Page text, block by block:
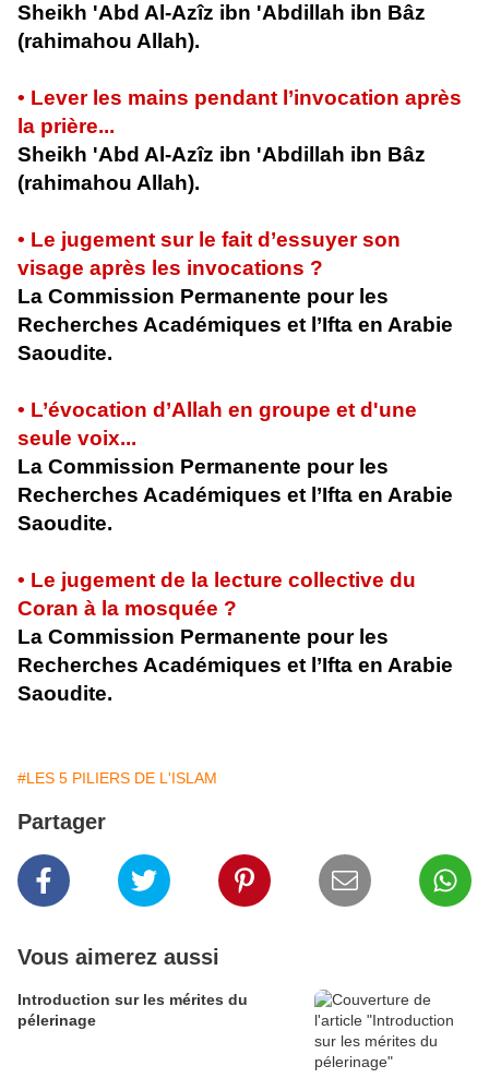
Sheikh 'Abd Al-Azîz ibn 'Abdillah ibn Bâz
(rahimahou Allah).
• Lever les mains pendant l’invocation après
la prière...
Sheikh 'Abd Al-Azîz ibn 'Abdillah ibn Bâz
(rahimahou Allah).
• Le jugement sur le fait d’essuyer son
visage après les invocations ?
La Commission Permanente pour les
Recherches Académiques et l’Ifta en Arabie
Saoudite.
• L’évocation d’Allah en groupe et d'une
seule voix...
La Commission Permanente pour les
Recherches Académiques et l’Ifta en Arabie
Saoudite.
• Le jugement de la lecture collective du
Coran à la mosquée ?
La Commission Permanente pour les
Recherches Académiques et l’Ifta en Arabie
Saoudite.
#LES 5 PILIERS DE L'ISLAM
Partager
Vous aimerez aussi
Introduction sur les mérites du
pélerinage